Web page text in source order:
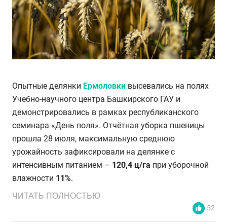
Опытные делянки Ермоловки высевались на полях
Учебно-научного центра Башкирского ГАУ и
демонстрировались в рамках республиканского
семинара «День поля». Отчётная уборка пшеницы
прошла 28 июля, максимальную среднюю
урожайность зафиксировали на делянке с
интенсивным питанием – 120,4 ц/га при уборочной
влажности 11%.
ЧИТАТЬ ПОЛНОСТЬЮ
52